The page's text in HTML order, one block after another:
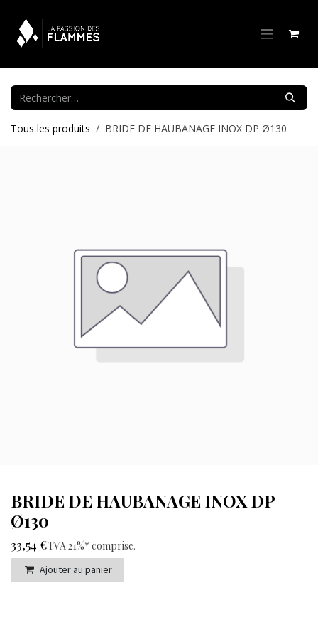
Tous les produits BRIDE DE HAUBANAGE INOX DP Ø130
BRIDE DE HAUBANAGE INOX DP
Ø130
33,54 €TVA 21%* comprise.
Ajouter au panier